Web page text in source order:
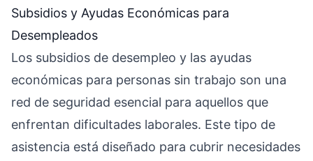
Subsidios y Ayudas Económicas para
Desempleados
Los subsidios de desempleo y las ayudas
económicas para personas sin trabajo son una
red de seguridad esencial para aquellos que
enfrentan dificultades laborales. Este tipo de
asistencia está diseñado para cubrir necesidades